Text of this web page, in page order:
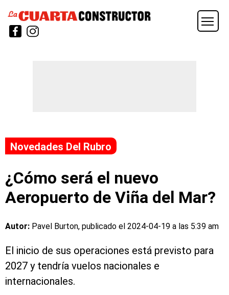
Novedades Del Rubro
¿Cómo será el nuevo
Aeropuerto de Viña del Mar?
Autor: Pavel Burton, publicado el 2024-04-19 a las 5:39 am
El inicio de sus operaciones está previsto para
2027 y tendría vuelos nacionales e
internacionales.